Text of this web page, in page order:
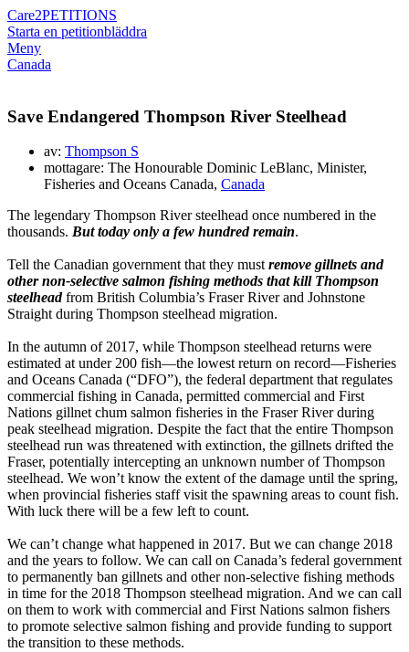
Care2PETITIONS
Starta en petitionbläddra
Meny
Canada
Save Endangered Thompson River Steelhead
av: Thompson S
mottagare: The Honourable Dominic LeBlanc, Minister,
Fisheries and Oceans Canada, Canada
The legendary Thompson River steelhead once numbered in the
thousands. But today only a few hundred remain.
Tell the Canadian government that they mustremove gillnets and
other non-selective salmon fishing methods that kill Thompson
steelheadfrom British Columbia’s Fraser River and Johnstone
Straight during Thompson steelhead migration.
In the autumn of 2017, while Thompson steelhead returns were
estimated at under 200 fish—the lowest return on record—Fisheries
and Oceans Canada (“DFO”), the federal department that regulates
commercial fishing in Canada, permitted commercial and First
Nations gillnet chum salmon fisheries in the Fraser River during
peak steelhead migration. Despite the fact that the entire Thompson
steelhead run was threatened with extinction, the gillnets drifted the
Fraser, potentially intercepting an unknown number of Thompson
steelhead. We won’t know the extent of the damage until the spring,
when provincial fisheries staff visit the spawning areas to count fish.
With luck there will be a few left to count.
We can’t change what happened in 2017. But we can change 2018
and the years to follow. We can call on Canada’s federal government
to permanently ban gillnets and other non-selective fishing methods
in time for the 2018 Thompson steelhead migration. And we can call
on them to work with commercial and First Nations salmon fishers
to promote selective salmon fishing and provide funding to support
the transition to these methods.